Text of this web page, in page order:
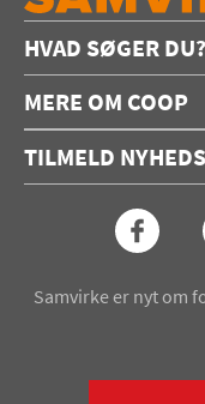
HVAD SØGER DU?
Forside
Opskrifter
Konkurrencer
MERE OM COOP
Annoncering
Coop medlem
TILMELD
Samvirke er nyt om